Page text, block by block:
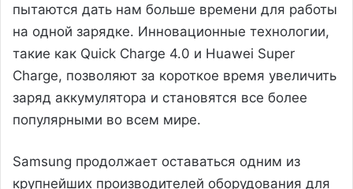
пытаются дать нам больше времени для работы
на одной зарядке. Инновационные технологии,
такие как Quick Charge 4.0 и Huawei Super
Charge, позволяют за короткое время увеличить
заряд аккумулятора и становятся все более
популярными во всем мире.
Samsung продолжает оставаться одним из
крупнейших производителей оборудования для